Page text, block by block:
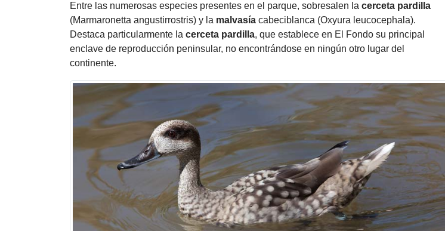
Entre las numerosas especies presentes en el parque, sobresalen la cerceta pardilla
(Marmaronetta angustirrostris) y la malvasía cabeciblanca (Oxyura leucocephala).
Destaca particularmente la cerceta pardilla, que establece en El Fondo su principal
enclave de reproducción peninsular, no encontrándose en ningún otro lugar del
continente.